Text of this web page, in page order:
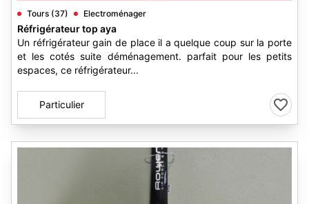
Tours (37) Electroménager
Réfrigérateur top aya
Un réfrigérateur gain de place il a quelque coup sur la porte
et les cotés suite déménagement. parfait pour les petits
espaces, ce réfrigérateur...
Particulier